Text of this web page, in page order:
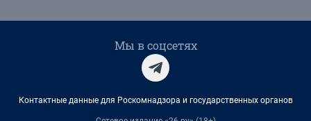
Мы в соцсетях
Контактные данные для Роскомнадзора и государственных органов